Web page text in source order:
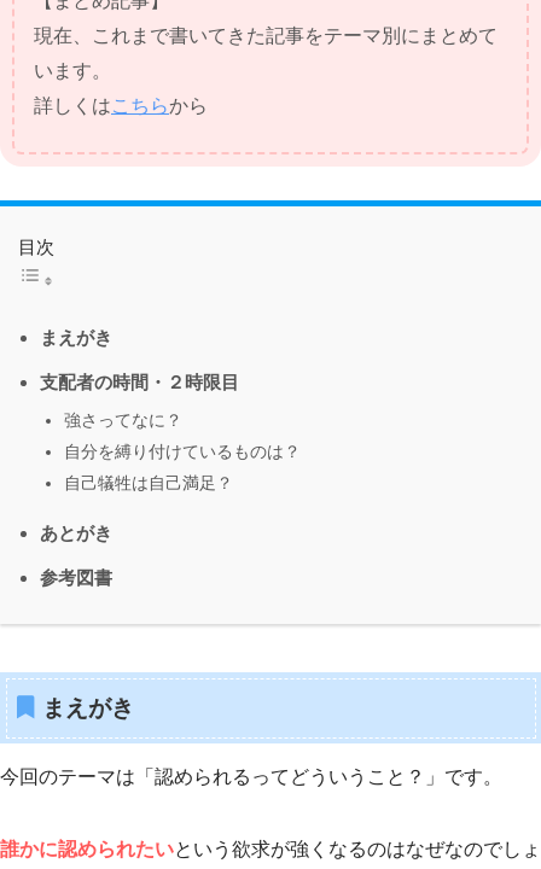
現在、これまで書いてきた記事をテーマ別にまとめて
います。
詳しくはこちらから
目次
まえがき
支配者の時間・２時限目
強さってなに？
自分を縛り付けているものは？
自己犠牲は自己満足？
あとがき
参考図書
まえがき
今回のテーマは「認められるってどういうこと？」です。
誰かに認められたいという欲求が強くなるのはなぜなのでしょ